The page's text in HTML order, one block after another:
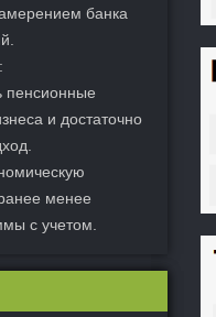
банка
пенсионные
и достаточно
менее
с учетом.